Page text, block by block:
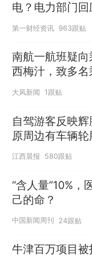
电？电力部门回
第一财经资讯 963跟贴
南航一航班疑向
西梅汁，致多名
行途中排队上
客：机上100多
厕所；客服回
架飞机都会发
大风新闻 1跟贴
自驾游客反映
原周边有车辆轮
修理店铺换胎价
江西晨报 580跟贴
“含人量”10%，
己的命？
中国新闻周刊 24跟贴
牛津百万项目被